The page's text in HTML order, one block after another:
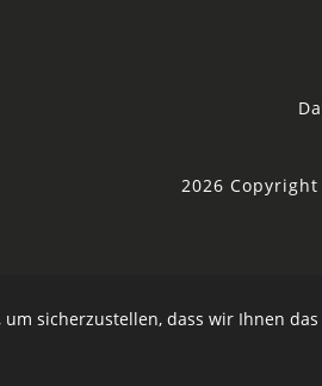
2026
um sicherzustellen, dass wir Ihnen